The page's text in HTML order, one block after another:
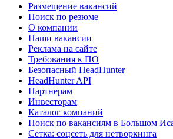
Размещение вакансий
Поиск по резюме
О компании
Наши вакансии
Реклама на сайте
Требования к ПО
Безопасный HeadHunter
HeadHunter API
Партнерам
Инвесторам
Каталог компаний
Поиск по вакансиям в Большом
Сетка: соцсеть для нетворкинга